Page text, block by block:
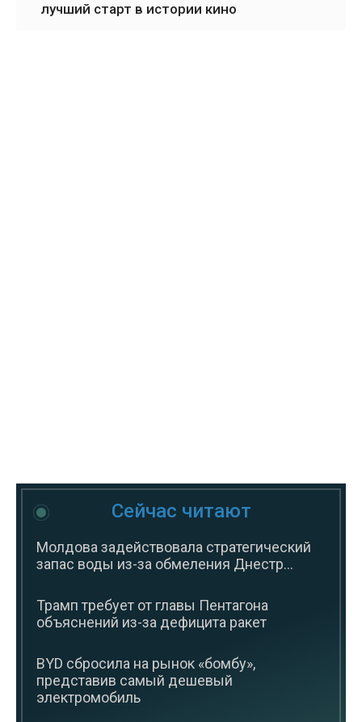
лучший старт в истории кино
Сейчас читают
Молдова задействовала стратегический
запас воды из-за обмеления Днестр...
Трамп требует от главы Пентагона
объяснений из-за дефицита ракет
BYD сбросила на рынок «бомбу»,
представив самый дешевый
электромобиль